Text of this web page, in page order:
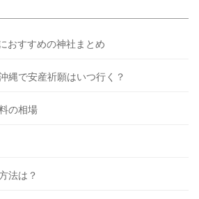
おすすめの神社まとめ
縄で安産祈願はいつ行く？
の相場
法は？